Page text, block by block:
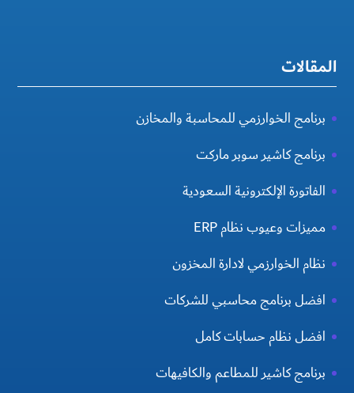
المقالات
برنامج الخوارزمي للمحاسبة والمخازن
برنامج كاشير سوبر ماركت
الفاتورة الإلكترونية السعودية
مميزات وعيوب نظام ERP
نظام الخوارزمي لادارة المخزون
افضل برنامج محاسبي للشركات
افضل نظام حسابات كامل
برنامج كاشير للمطاعم والكافيهات